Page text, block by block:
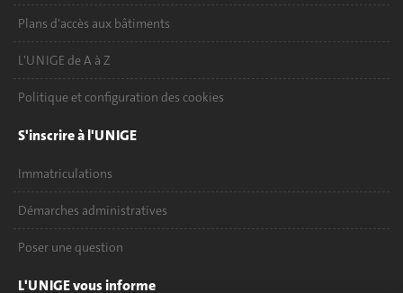
Plans d'accès aux bâtiments
L'UNIGE de A à Z
Politique et configuration des cookies
S'inscrire à l'UNIGE
Immatriculations
Démarches administratives
Poser une question
L'UNIGE vous informe